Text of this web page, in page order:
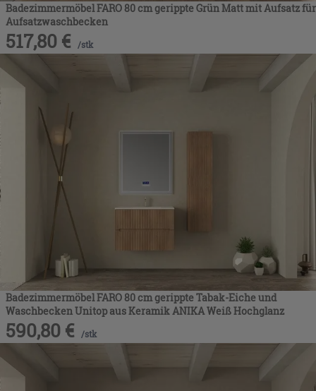
Badezimmermöbel FARO 80 cm gerippte Grün Matt mit Aufsatz für
Aufsatzwaschbecken
517,80 € /stk
Badezimmermöbel FARO 80 cm gerippte Tabak-Eiche und
Waschbecken Unitop aus Keramik ANIKA Weiß Hochglanz
590,80 € /stk